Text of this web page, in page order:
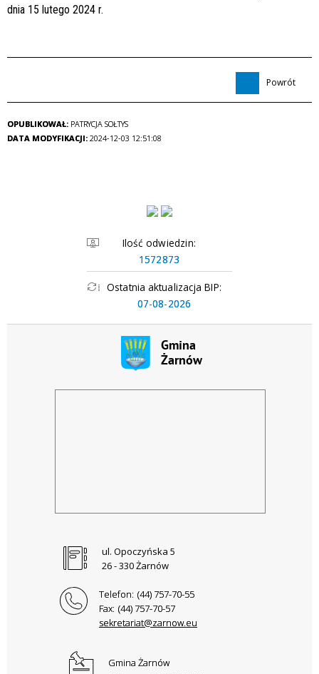
Ilość odwiedzin:
1572873
Ostatnia aktualizacja BIP:
07-08-2026
dnia 15 lutego 2024 r.
Powrót
OPUBLIKOWAŁ: PATRYCJA SOŁTYS
DATA MODYFIKACJI: 2024-12-03 12:51:08
ul. Opoczyńska 5
26 - 330 Żarnów
Telefon: (44) 757-70-55
Fax: (44) 757-70-57
sekretariat@zarnow.eu
Gmina Żarnów